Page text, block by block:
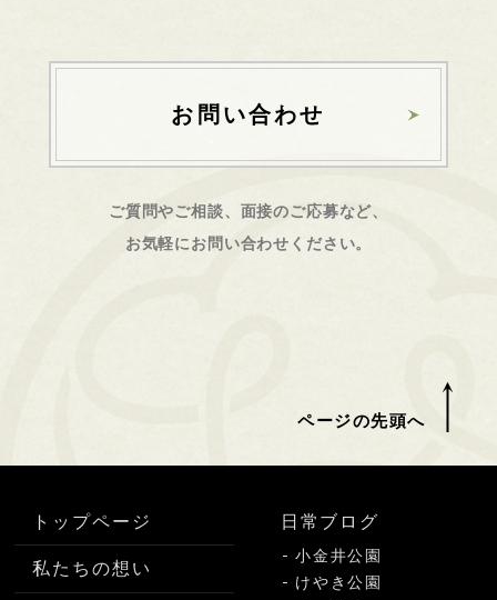
お問い合わせ
ご質問やご相談、面接のご応募など、
お気軽にお問い合わせください。
ページの先頭へ
トップページ
私たちの想い
日常ブログ
小金井公園
けやき公園